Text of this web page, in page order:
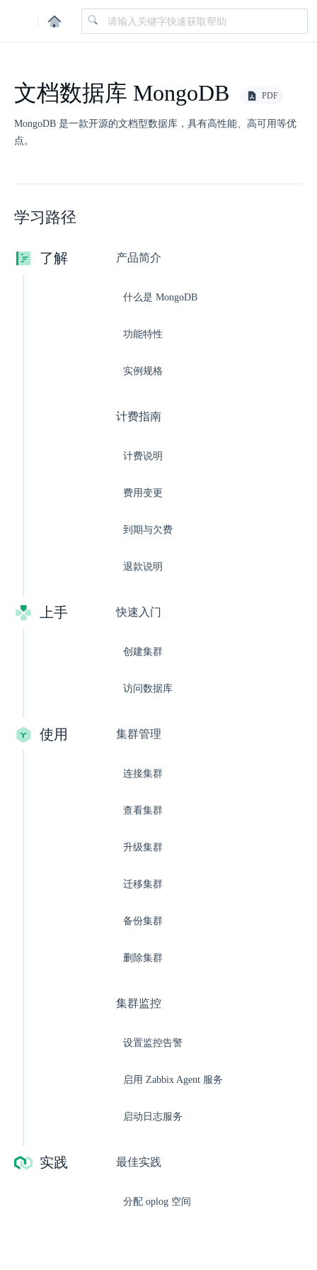
|
文档数据库 MongoDB PDF
MongoDB 是一款开源的文档型数据库，具有高性能、高可用等优
点。
学习路径
了解 产品简介
什么是 MongoDB
功能特性
实例规格
计费指南
计费说明
费用变更
到期与欠费
退款说明
上手 快速入门
创建集群
访问数据库
使用 集群管理
连接集群
查看集群
升级集群
迁移集群
备份集群
删除集群
集群监控
设置监控告警
启用 Zabbix Agent 服务
启动日志服务
实践 最佳实践
分配 oplog 空间